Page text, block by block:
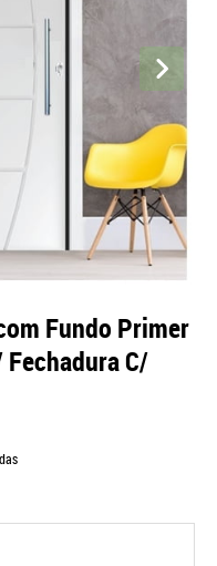
Fundo Primer
Fechadura C/